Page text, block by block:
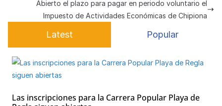
p o
k
e
Abierto el plazo para pagar en periodo voluntario el
Impuesto de Actividades Económicas de Chipiona
Latest Popular
Las inscripciones para la Carrera Popular Playa de